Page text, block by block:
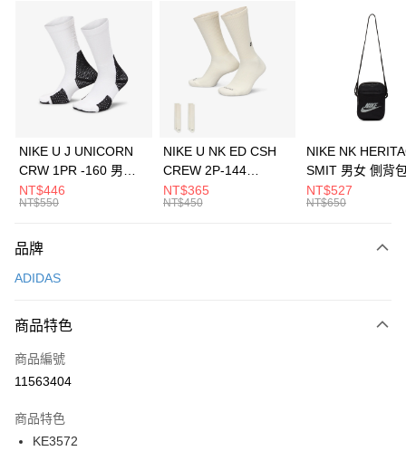
3 期 0 利率 每期 21家銀行
合作金庫商業銀行
第一商業銀行
華南商業銀行
彰化商業銀行
上海商業儲蓄銀行
元大商業銀行
台灣樂天信用卡公司
Apple Pay
全盈+PAY
AFTEE先享後付
【關於「AFTEE先享後付」】
便利好安心！
３．安心：先確認商品／服務後，再付款。
【「AFTEE先享後付」結帳流程】
１．於結帳方式選擇「AFTEE先享後付」後，將跳轉至「AFTEE先享後付」
２．訂單成立數日內，您將收到繳費通知簡訊。
３．收到繳費通知簡訊後14天內，點擊此簡訊中的連結，可透過四大超商／
ATM／網路銀行／等多元方式進行付款，方視為交易完成。
運送方式
每筆NT$100，滿NT$1,500(含以上)免運費
宅配
每筆NT$100，滿NT$1,500(含以上)免運費
付款後門市自取
每筆NT$100，滿NT$1,500(含以上)免運費
NIKE U J UNICORN
CRW 1PR -160 男女
中統襪 FZ3393100
NT$446
NT$550
NIKE U NK ED CSH
CREW 2P-144
EMBRDY 男女 短統襪
FZ3073133
NT$365
NT$450
NIKE NK
SMIT 男女 側背
BA5871010
NT$527
NT$650
品牌
ADIDAS
商品特色
商品編號
11563404
商品特色
KE3572